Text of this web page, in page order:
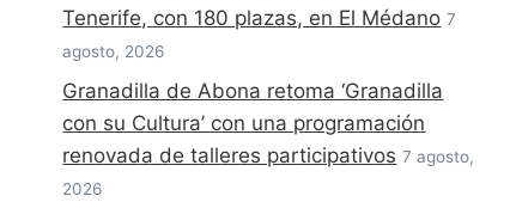
Tenerife, con 180 plazas, en El Médano 7
agosto, 2026
Granadilla de Abona retoma ‘Granadilla
con su Cultura’ con una programación
renovada de talleres participativos 7 agosto,
2026